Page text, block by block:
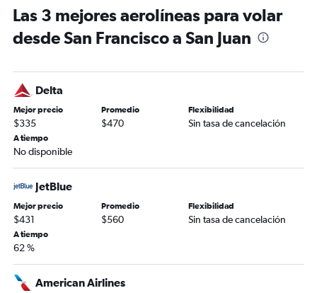
Las 3 mejores aerolíneas para volar
desde San Francisco a San Juan
Delta
Mejor precio
$335
Promedio
$470
Flexibilidad
Sin tasa de cancelación
A tiempo
No disponible
JetBlue
Mejor precio
$431
Promedio
$560
Flexibilidad
Sin tasa de cancelación
A tiempo
62 %
American Airlines